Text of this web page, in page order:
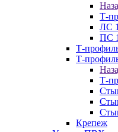
Т-
ЛС
ПС
Т-
Т-
Т-
Крепеж